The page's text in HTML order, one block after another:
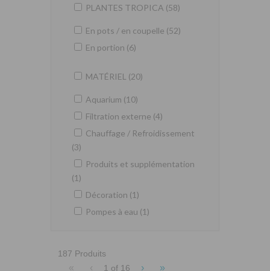
PLANTES TROPICA (58)
En pots / en coupelle (52)
En portion (6)
MATÉRIEL (20)
Aquarium (10)
Filtration externe (4)
Chauffage / Refroidissement
(3)
Produits et supplémentation
(1)
Décoration (1)
Pompes à eau (1)
187 Produits
« ‹ 1 of 16 › »